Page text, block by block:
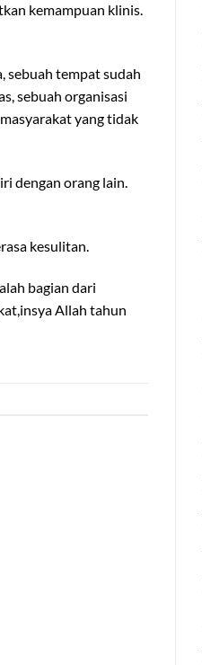
kemampuan klinis.
sebuah tempat sudah
sebuah organisasi
yang tidak
dengan orang lain.
kesulitan.
bagian dari
Allah tahun